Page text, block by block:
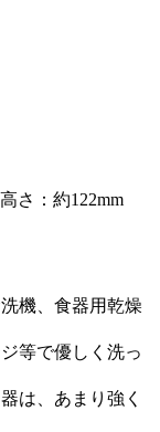
さ：約122mm
機、食器用乾燥
等で優しく洗っ
は、あまり強く